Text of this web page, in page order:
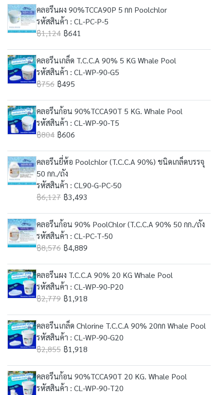
คลอรีนผง 90%TCCA90P 5 กก Poolchlor
รหัสสินค้า : CL-PC-P-5
฿1,124 ฿641
คลอรีนเกล็ด T.C.C.A 90% 5 KG Whale Pool
รหัสสินค้า : CL-WP-90-G5
฿756 ฿495
คลอรีนก้อน 90%TCCA90T 5 KG. Whale Pool
รหัสสินค้า : CL-WP-90-T5
฿804 ฿606
คลอรีนยี่ห้อ Poolchlor (T.C.C.A 90%) ชนิดเกล็ดบรรจุ
50 กก./ถัง
รหัสสินค้า : CL90-G-PC-50
฿6,127 ฿3,493
คลอรีนก้อน 90% PoolChlor (T.C.C.A 90% 50 กก./ถัง
รหัสสินค้า : CL-PC-T-50
฿8,576 ฿4,889
คลอรีนผง T.C.C.A 90% 20 KG Whale Pool
รหัสสินค้า : CL-WP-90-P20
฿2,779 ฿1,918
คลอรีนเกล็ด Chlorine T.C.C.A 90% 20กก Whale Pool
รหัสสินค้า : CL-WP-90-G20
฿2,855 ฿1,918
คลอรีนก้อน 90%TCCA90T 20 KG. Whale Pool
รหัสสินค้า : CL-WP-90-T20